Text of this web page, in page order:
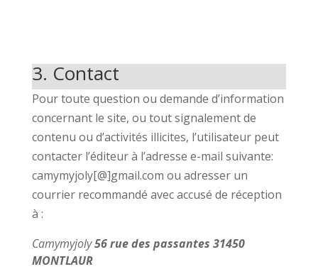
3. Contact
Pour toute question ou demande d’information
concernant le site, ou tout signalement de
contenu ou d’activités illicites, l’utilisateur peut
contacter l’éditeur à l’adresse e-mail suivante:
camymyjoly[@]gmail.com ou adresser un
courrier recommandé avec accusé de réception
à :
Camymyjoly56 rue des passantes 31450
MONTLAUR